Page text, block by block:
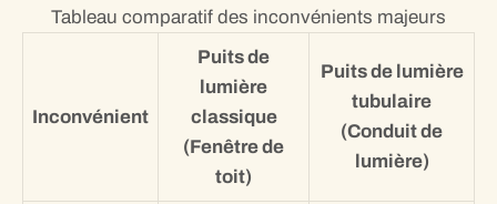
Tableau comparatif des inconvénients majeurs
Inconvénient
Puits de
lumière
classique
(Fenêtre de
toit)
Puits de lumière
tubulaire
(Conduit de
lumière)